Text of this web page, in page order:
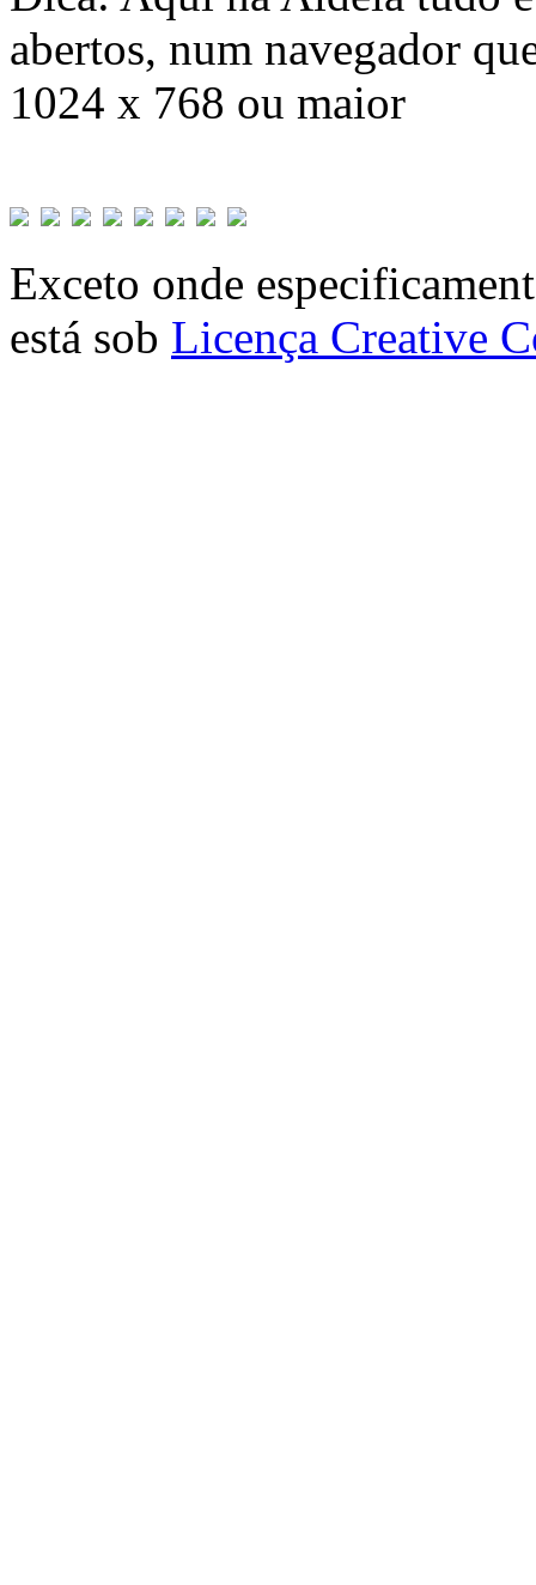
abertos, num navegador
1024 x 768 ou maior
Exceto onde
está sob Licença Creative